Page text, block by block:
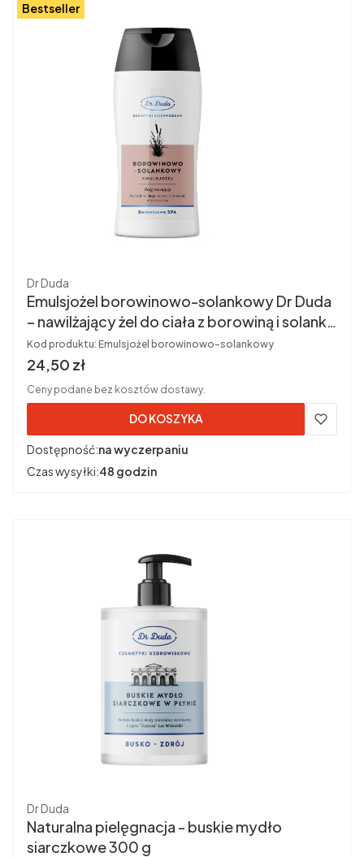
Bestseller
Producent
Dr Duda
Emulsjożel borowinowo-solankowy Dr Duda
– nawilżający żel do ciała z borowiną i solanką
200 g
Kod produktu: Emulsjożel borowinowo-solankowy
Cena brutto
24,50 zł
Ceny podane bez kosztów dostawy.
DO KOSZYKA
Dostępność:na wyczerpaniu
Czas wysyłki:48 godzin
Producent
Dr Duda
Naturalna pielęgnacja - buskie mydło
siarczkowe 300 g